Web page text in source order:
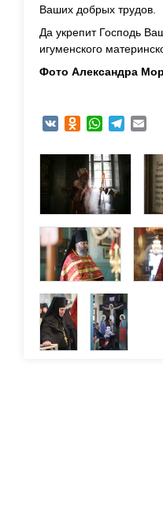
Ваших добрых трудов.
Да укрепит Господь
игуменского
Фото Александра
VK Odnoklassniki
WhatsApp